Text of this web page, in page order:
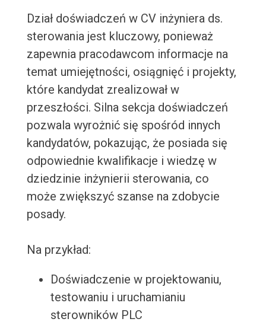
Dział doświadczeń w CV inżyniera ds.
sterowania jest kluczowy, ponieważ
zapewnia pracodawcom informacje na
temat umiejętności, osiągnięć i projekty,
które kandydat zrealizował w
przeszłości. Silna sekcja doświadczeń
pozwala wyrożnić się spośród innych
kandydatów, pokazując, że posiada się
odpowiednie kwalifikacje i wiedzę w
dziedzinie inżynierii sterowania, co
może zwiększyć szanse na zdobycie
posady.
Na przykład:
Doświadczenie w projektowaniu,
testowaniu i uruchamianiu
sterowników PLC